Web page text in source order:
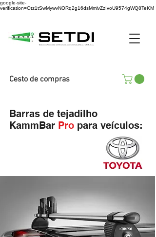
google-site-
verification=Otz1tSwMywvNORq2g16dsMmlvZzIvoU9574gWQ8TeKM
Cesto de compras
Barras de tejadilho
KammBar Pro para veículos: